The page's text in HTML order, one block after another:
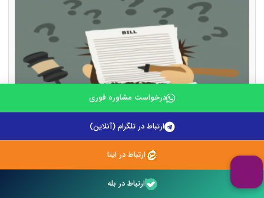
نحوه نوشتن لایحه تجدید نظرخواهی برای دعاوی رفع تصرف
عدوانی
درخواست مشاوره فوری
ارتباط در تلگرام (آنلاین)
ارتباط در ایتا
ارتباط در بله